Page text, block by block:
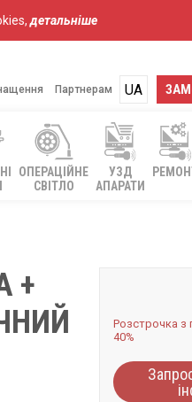
детальніше
Партнерам UA
RU
ОПЕРАЦІЙНЕ
СВІТЛО
УЗД
АПАРАТИ
+
Розстрочка з
40%